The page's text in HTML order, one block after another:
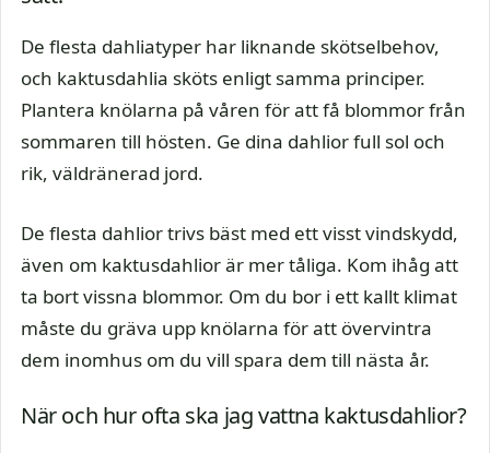
De flesta dahliatyper har liknande skötselbehov,
och kaktusdahlia sköts enligt samma principer.
Plantera knölarna på våren för att få blommor från
sommaren till hösten. Ge dina dahlior full sol och
rik, väldränerad jord.
De flesta dahlior trivs bäst med ett visst vindskydd,
även om kaktusdahlior är mer tåliga. Kom ihåg att
ta bort vissna blommor. Om du bor i ett kallt klimat
måste du gräva upp knölarna för att övervintra
dem inomhus om du vill spara dem till nästa år.
När och hur ofta ska jag vattna kaktusdahlior?